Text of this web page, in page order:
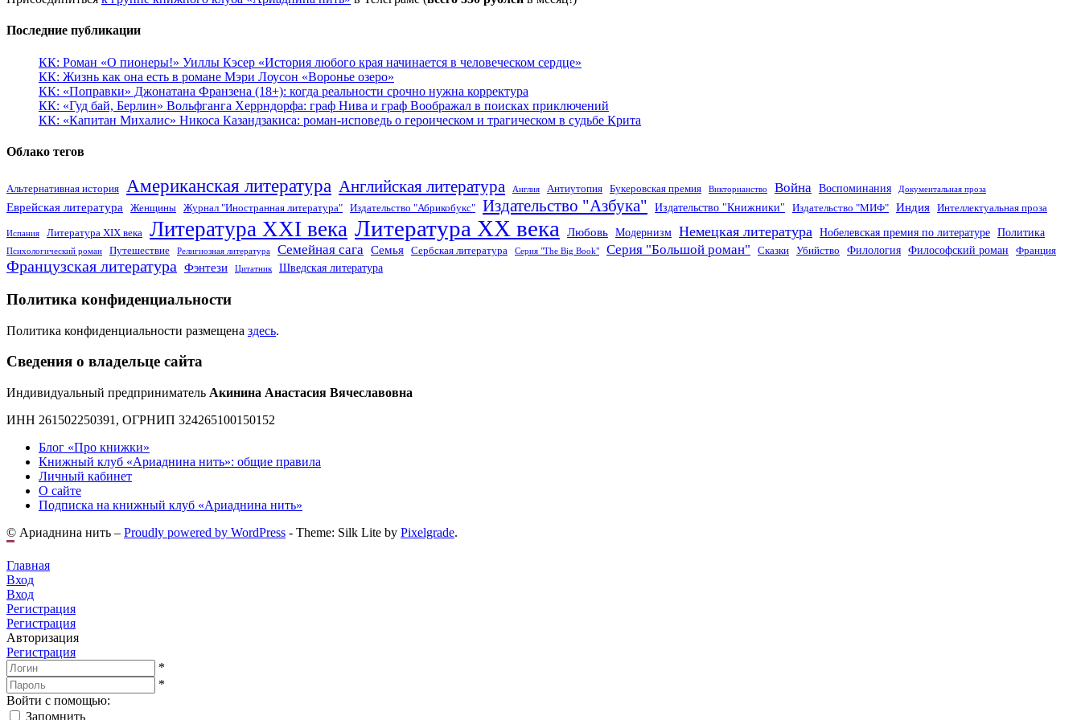
Последние публикации
КК: Роман «О пионеры!» Уиллы Кэсер «История любого края начинается в человеческом сердце»
КК: Жизнь как она есть в романе Мэри Лоусон «Воронье озеро»
КК: «Поправки» Джонатана Франзена (18+): когда реальности срочно нужна корректура
КК: «Гуд бай, Берлин» Вольфганга Херрндорфа: граф Нива и граф Воображал в поисках приключений
КК: «Капитан Михалис» Никоса Казандзакиса: роман-исповедь о героическом и трагическом в судьбе Крита
Облако тегов
Альтернативная история Американская литература Английская литература Англия Антиутопия Букеровская премия Викторианство Война Воспоминания Документальная проза
Еврейская литература Женщины Журнал "Иностранная литература" Издательство "Абрикобукс" Издательство "Азбука" Издательство "Книжники" Издательство "МИФ" Индия Интеллектуальная проза
Испания Литература XIX века Литература XXI века Литература XX века Любовь Модернизм Немецкая литература Нобелевская премия по литературе Политика
Психологический роман Путешествие Религиозная литература Семейная сага Семья Сербская литература Серия "The Big Book" Серия "Большой роман" Сказки Убийство Филология Философский роман Франция
Французская литература Фэнтези Цитатник Шведская литература
Политика конфиденциальности
Политика конфиденциальности размещена здесь.
Сведения о владельце сайта
Индивидуальный предприниматель Акинина Анастасия Вячеславовна
ИНН 261502250391, ОГРНИП 324265100150152
Блог «Про книжки»
Книжный клуб «Ариаднина нить»: общие правила
Личный кабинет
О сайте
Подписка на книжный клуб «Ариаднина нить»
© Ариаднина нить – Proudly powered by WordPress - Theme: Silk Lite by Pixelgrade.
Главная
Вход
Вход
Регистрация
Регистрация
Авторизация
Регистрация
*
*
Войти с помощью:
Запомнить